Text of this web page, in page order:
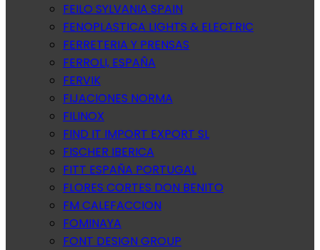
FEILO SYLVANIA SPAIN
FENOPLASTICA LIGHTS & ELECTRIC
FERRETERIA Y PRENSAS
FERROLI, ESPAÑA
FERVIK
FIJACIONES NORMA
FILINOX
FIND IT IMPORT EXPORT SL
FISCHER IBERICA
FITT ESPAÑA PORTUGAL
FLORES CORTES DON BENITO
FM CALEFACCION
FOMINAYA
FONT DESIGN GROUP